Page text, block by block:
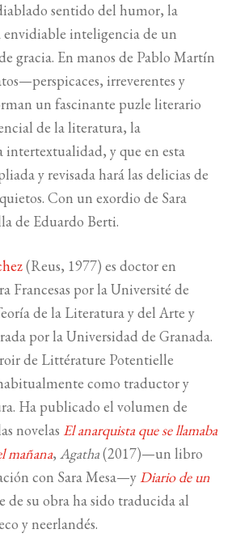
sentido del humor, la
inteligencia de un
gracia. En manos de Pablo Martín
irreverentes y
un fascinante puzle literario
de la literatura, la
intertextualidad, y que en esta
y revisada hará las delicias de
Con un exordio de Sara
de Eduardo Berti.
(Reus, 1977) es doctor en
Francesas por la Université de
de la Literatura y del Arte y
por la Universidad de Granada.
de Littérature Potentielle
como traductor y
Ha publicado el volumen de
novelas El anarquista que se llamaba
mañana, Agatha(2017)—un libro
con Sara Mesa—yDiario de un
de su obra ha sido traducida al
y neerlandés.